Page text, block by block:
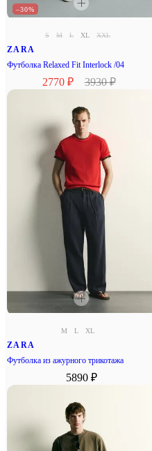
–30%
S M L XL XXL
ZARA
Футболка Relaxed Fit Interlock /04
2770 ₽ 3930 ₽
M L XL
ZARA
Футболка из ажурного трикотажа
5890 ₽